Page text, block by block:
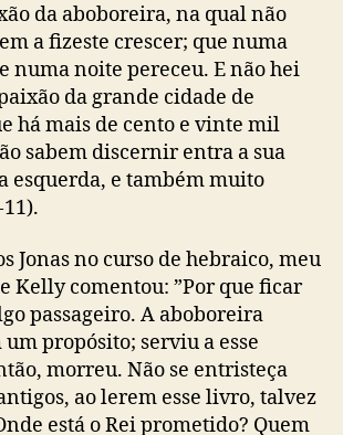
da aboboreira, na qual não
a fizeste crescer; que numa
numa noite pereceu. E não hei
da grande cidade de
há mais de cento e vinte mil
sabem discernir entra a sua
esquerda, e também muito
Jonas no curso de hebraico, meu
Kelly comentou: ”Por que ficar
passageiro. A aboboreira
propósito; serviu a esse
morreu. Não se entristeça
ao lerem esse livro, talvez
está o Rei prometido? Quem